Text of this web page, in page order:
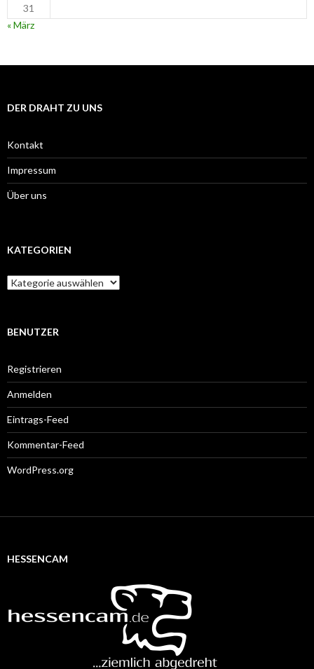
31
« März
DER DRAHT ZU UNS
Kontakt
Impressum
Über uns
KATEGORIEN
Kategorien
BENUTZER
Registrieren
Anmelden
Eintrags-Feed
Kommentar-Feed
WordPress.org
HESSENCAM